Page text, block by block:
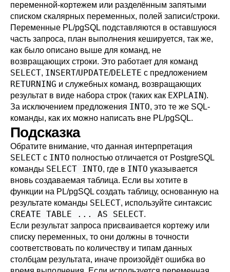
переменной-кортежем или разделённым запятыми
списком скалярных переменных, полей записи/строки.
Переменные PL/pgSQL подставляются в оставшуюся
часть запроса, план выполнения кешируется, так же,
как было описано выше для команд, не
возвращающих строки. Это работает для команд
SELECT, INSERT/UPDATE/DELETE с предложением
RETURNING и служебных команд, возвращающих
результат в виде набора строк (таких как EXPLAIN).
За исключением предложения INTO, это те же SQL-
команды, как их можно написать вне PL/pgSQL.
Подсказка
Обратите внимание, что данная интерпретация
SELECT с INTO полностью отличается от PostgreSQL
команды SELECT INTO, где в INTO указывается
вновь создаваемая таблица. Если вы хотите в
функции на PL/pgSQL создать таблицу, основанную на
результате команды SELECT, используйте синтаксис
CREATE TABLE ... AS SELECT.
Если результат запроса присваивается кортежу или
списку переменных, то они должны в точности
соответствовать по количеству и типам данных
столбцам результата, иначе произойдёт ошибка во